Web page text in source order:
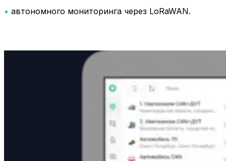
• автономного мониторинга через LoRaWAN.